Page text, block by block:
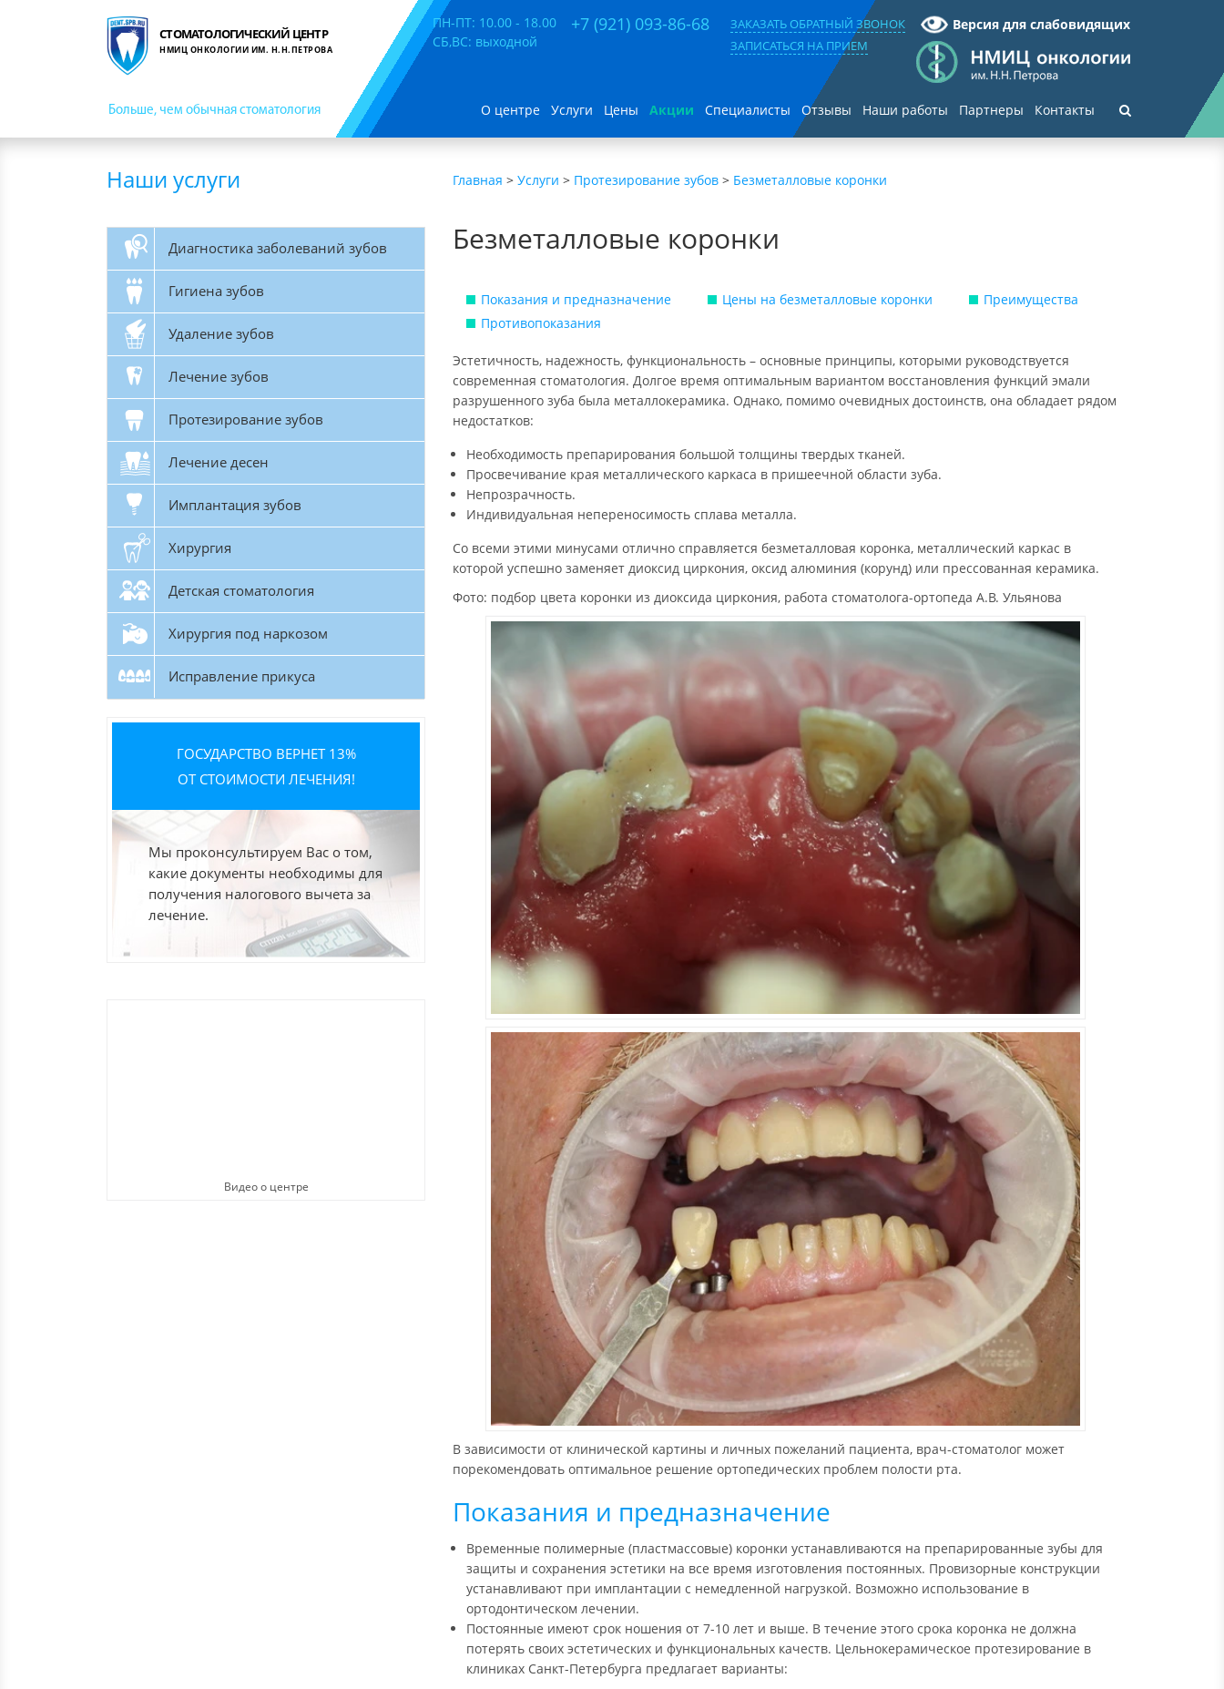
СТОМАТОЛОГИЧЕСКИЙ ЦЕНТР
НМИЦ ОНКОЛОГИИ ИМ. Н.Н.ПЕТРОВА
ПН-ПТ: 10.00 - 18.00
СБ,ВС: выходной
+7 (921) 093-86-68
ЗАКАЗАТЬ ОБРАТНЫЙ ЗВОНОК
ЗАПИСАТЬСЯ НА ПРИЕМ
Версия для слабовидящих
Больше, чем обычная стоматология О центре Услуги Цены Акции Специалисты Отзывы Наши работы Партнеры Контакты
Главная > Услуги > Протезирование зубов > Безметалловые коронки
Наши услуги
Диагностика заболеваний зубов
Гигиена зубов
Удаление зубов
Лечение зубов
Протезирование зубов
Лечение десен
Имплантация зубов
Хирургия
Детская стоматология
Хирургия под наркозом
Исправление прикуса
ГОСУДАРСТВО ВЕРНЕТ 13%
ОТ СТОИМОСТИ ЛЕЧЕНИЯ!
Мы проконсультируем Вас о том,
какие документы необходимы для
получения налогового вычета за
лечение.
Видео о центре
Безметалловые коронки
Показания и предназначение Цены на безметалловые коронки
Преимущества
Противопоказания
Эстетичность, надежность, функциональность – основные принципы, которыми руководствуется
современная стоматология. Долгое время оптимальным вариантом восстановления функций эмали
разрушенного зуба была металлокерамика. Однако, помимо очевидных достоинств, она обладает рядом
недостатков:
Необходимость препарирования большой толщины твердых тканей.
Просвечивание края металлического каркаса в пришеечной области зуба.
Непрозрачность.
Индивидуальная непереносимость сплава металла.
Со всеми этими минусами отлично справляется безметалловая коронка, металлический каркас в
которой успешно заменяет диоксид циркония, оксид алюминия (корунд) или прессованная керамика.
Фото: подбор цвета коронки из диоксида циркония, работа стоматолога-ортопеда А.В. Ульянова
В зависимости от клинической картины и личных пожеланий пациента, врач-стоматолог может
порекомендовать оптимальное решение ортопедических проблем полости рта.
Показания и предназначение
Временные полимерные (пластмассовые) коронки устанавливаются на препарированные зубы для
защиты и сохранения эстетики на все время изготовления постоянных. Провизорные конструкции
устанавливают при имплантации с немедленной нагрузкой. Возможно использование в
ортодонтическом лечении.
Постоянные имеют срок ношения от 7-10 лет и выше. В течение этого срока коронка не должна
потерять своих эстетических и функциональных качеств. Цельнокерамическое протезирование в
клиниках Санкт-Петербурга предлагает варианты: